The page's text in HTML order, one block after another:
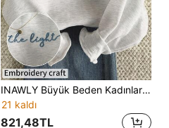
INAWLY Büyük Beden Kadınlar Günlük İşe Gidip Gelme İçin Basit Çok Yönlü Harf Nakışlı Termal Astarlı Yuvarlak Yaka Sweatshirt, Sonbahar/Kış
21 kaldı
821,48TL